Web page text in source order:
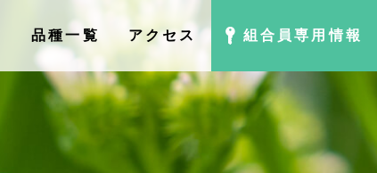
品種⼀覧 アクセス 組合員専用情報